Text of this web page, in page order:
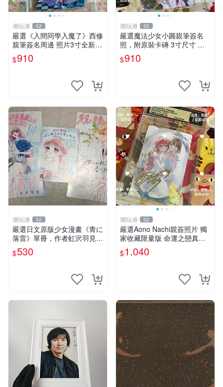
潮玩港 52
嚴選《入間同學入魔了》西修
親筆簽名周邊 照片3寸全新含
卡磚 收藏推薦 鏡像照片 周邊
收藏
$910
潮玩港 52
嚴選魔法少女小圓親筆簽名
照，附原裝卡磚 3寸尺寸 親
簽紀念品 小圓周邊 畫集 監督
親筆
$910
潮玩港 52
嚴選日文原版少女漫畫《青に
落雷》單冊，作者虹沢羽見精
心創作，封面藍玫瑰情侶插畫
唯美動人， STORY 32 及カ
$530
潮玩港 52
嚴選Aono Nachi親簽照片 獨
家收藏限量版 命運之戀真跡
簽名 命運之戀 親簽照 愛的告
白
$1,040